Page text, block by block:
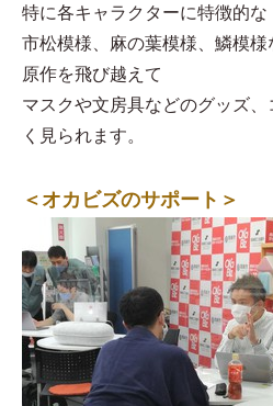
特に各キャラクターに特徴的な
市松模様、麻の葉模様、鱗模様
原作を飛び越えて
マスクや文房具などのグッズ
く見られます。
＜オカビズのサポート＞